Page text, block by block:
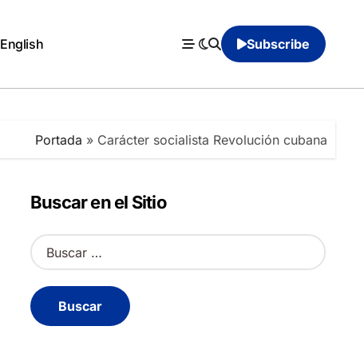
English Subscribe
Portada » Carácter socialista Revolución cubana
Buscar en el Sitio
B
u
c
a